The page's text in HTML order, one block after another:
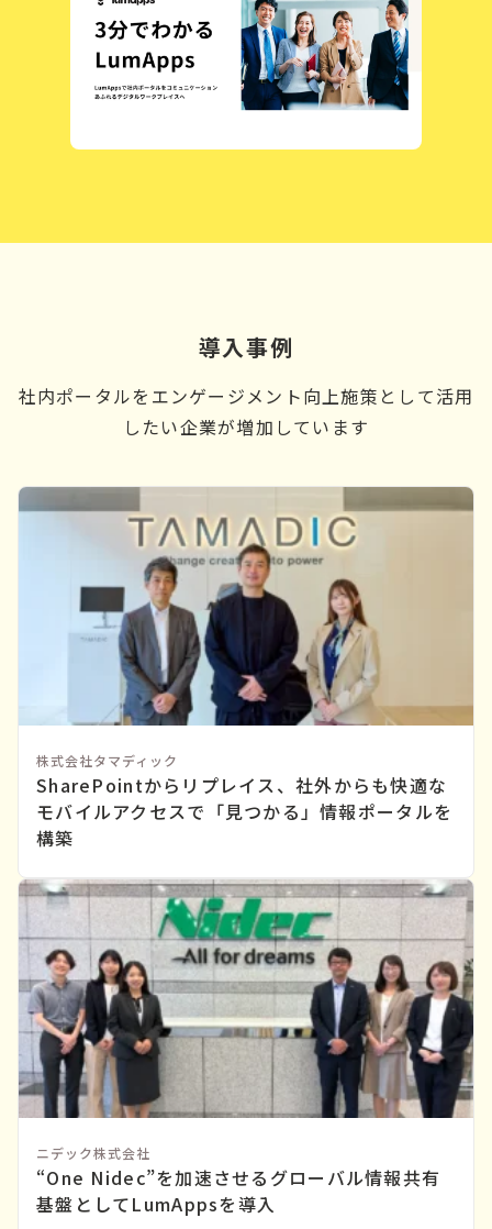
導入事例
社内ポータルをエンゲージメント向上施策として活用
したい企業が増加しています
SharePointからリプレイス、社外からも快適な
モバイルアクセスで「見つかる」情報ポータルを
構築
株式会社タマディック
“One Nidec”を加速させるグローバル情報共有
基盤としてLumAppsを導入
ニデック株式会社